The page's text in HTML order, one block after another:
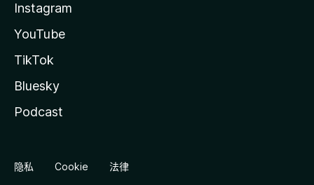
Instagram
YouTube
TikTok
Bluesky
Podcast
隐私 Cookie 法律